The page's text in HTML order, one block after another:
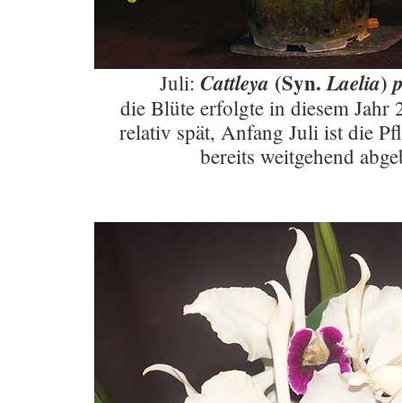
Juli: Cattleya (Syn.Laelia)
die Blüte erfolgte in diesem Jahr
relativ spät, Anfang Juli ist die
bereits weitgehend